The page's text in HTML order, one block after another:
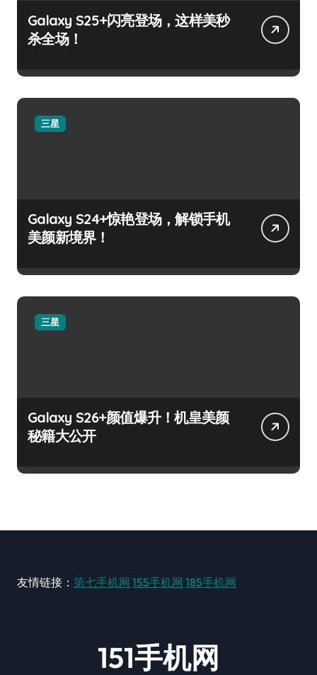
Galaxy S25+闪亮登场，这样美秒
杀全场！
三星
Galaxy S24+惊艳登场，解锁手机
美颜新境界！
三星
Galaxy S26+颜值爆升！机皇美颜
秘籍大公开
友情链接： 第七手机网 155手机网 185手机网
151手机网